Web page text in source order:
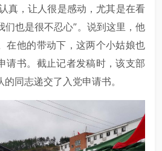
真，让人很是感动，尤其是在看
们也是很不忍心”。说到这里，他
在他的带动下，这两个小姑娘也
请书。截止记者发稿时，该支部
同志递交了入党申请书。